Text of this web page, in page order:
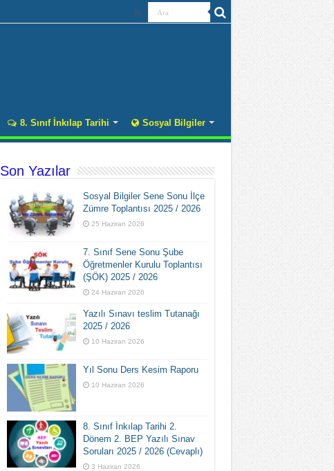
8. Sınıf İnkılap Tarihi Sosyal Bilgiler
Son Yazılar
Sosyal Bilgiler Sene Sonu İlçe
Zümre Toplantısı 2025 / 2026
25 Haziran 2026
7. Sınıf Sene Sonu Şube
Öğretmenler Kurulu Toplantısı
(ŞÖK) 2025 / 2026
24 Haziran 2026
Yazılı Sınavı teslim Tutanağı
2025 / 2026
10 Haziran 2026
Yıl Sonu Ders Kesim Raporu
10 Haziran 2026
8. Sınıf İnkılap Tarihi 2.
Dönem 2. BEP Yazılı Sınav
Soruları 2025 / 2026 (Cevaplı)
3 Haziran 2026